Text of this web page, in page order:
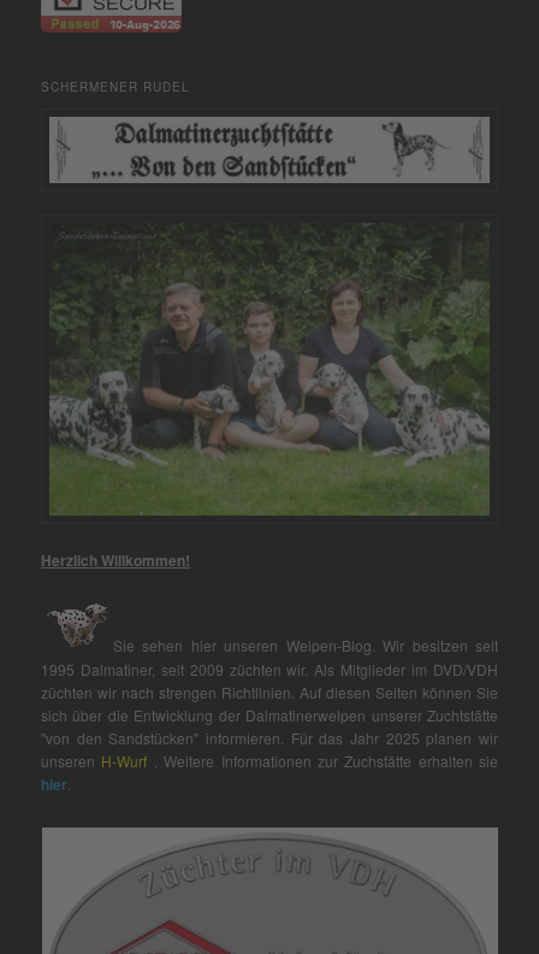
SCHERMENER RUDEL
Herzlich Willkommen!
Sie sehen hier unseren Welpen-Blog. Wir besitzen seit
1995 Dalmatiner, seit 2009 züchten wir. Als Mitglieder im DVD/VDH
züchten wir nach strengen Richtlinien. Auf diesen Seiten können Sie
sich über die Entwicklung der Dalmatinerwelpen unserer Zuchtstätte
"von den Sandstücken" informieren. Für das Jahr 2025 planen wir
unseren H-Wurf . Weitere Informationen zur Zuchstätte erhalten sie
hier